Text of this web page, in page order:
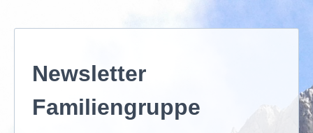
Newsletter
Familiengruppe